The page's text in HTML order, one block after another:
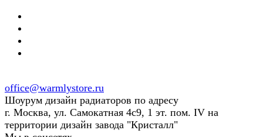
office@warmlystore.ru
Шоурум дизайн радиаторов по адресу
г. Москва, ул. Самокатная 4с9, 1 эт. пом. IV на
территории дизайн завода "Кристалл"